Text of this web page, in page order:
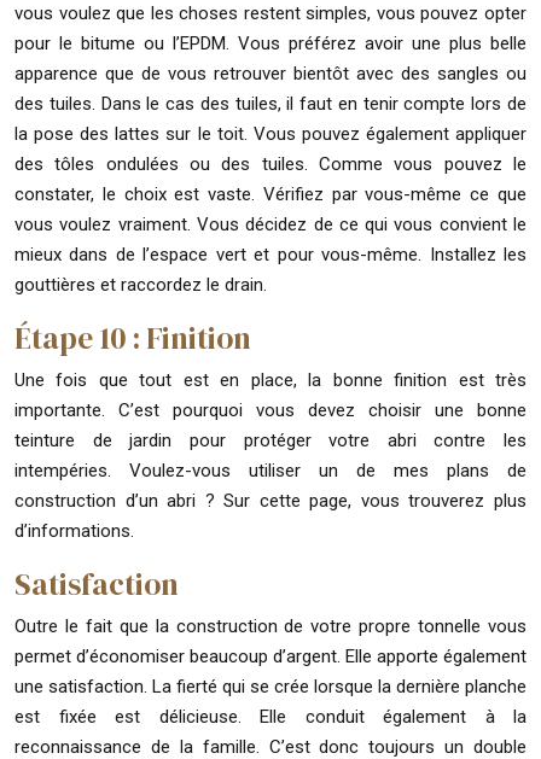
vous voulez que les choses restent simples, vous pouvez opter
pour le bitume ou l’EPDM. Vous préférez avoir une plus belle
apparence que de vous retrouver bientôt avec des sangles ou
des tuiles. Dans le cas des tuiles, il faut en tenir compte lors de
la pose des lattes sur le toit. Vous pouvez également appliquer
des tôles ondulées ou des tuiles. Comme vous pouvez le
constater, le choix est vaste. Vérifiez par vous-même ce que
vous voulez vraiment. Vous décidez de ce qui vous convient le
mieux dans de l’espace vert et pour vous-même. Installez les
gouttières et raccordez le drain.
Étape 10 : Finition
Une fois que tout est en place, la bonne finition est très
importante. C’est pourquoi vous devez choisir une bonne
teinture de jardin pour protéger votre abri contre les
intempéries. Voulez-vous utiliser un de mes plans de
construction d’un abri ? Sur cette page, vous trouverez plus
d’informations.
Satisfaction
Outre le fait que la construction de votre propre tonnelle vous
permet d’économiser beaucoup d’argent. Elle apporte également
une satisfaction. La fierté qui se crée lorsque la dernière planche
est fixée est délicieuse. Elle conduit également à la
reconnaissance de la famille. C’est donc toujours un double